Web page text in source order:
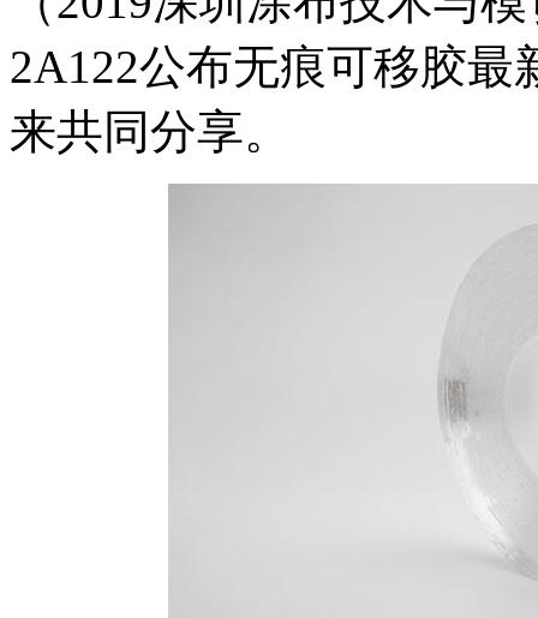
2A122公布无痕可移胶
来共同分享。